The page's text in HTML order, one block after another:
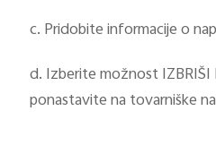
c. Pridobite informacije o
d. Izberite možnost
ponastavite na tovarniške